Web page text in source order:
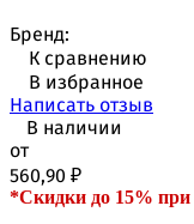
Бренд:
К сравнению
В избранное
Написать отзыв
В наличии
от
560,90 ₽
*Скидки до 15% при